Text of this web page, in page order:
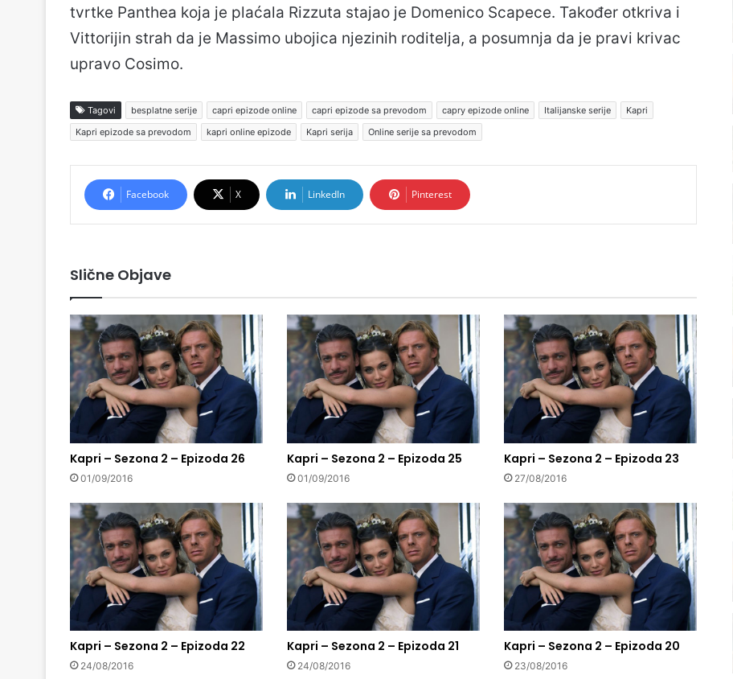
tvrtke Panthea koja je plaćala Rizzuta stajao je Domenico Scapece. Također otkriva i
Vittorijin strah da je Massimo ubojica njezinih roditelja, a posumnja da je pravi krivac
upravo Cosimo.
Tagovi besplatne serije capri epizode online capri epizode sa prevodom capry epizode online Italijanske serije
Kapri
Kapri epizode sa prevodom
kapri online epizode Kapri serija Online serije sa prevodom
Facebook X LinkedIn Pinterest
Slične Objave
Kapri – Sezona 2 – Epizoda 26
01/09/2016
Kapri – Sezona 2 – Epizoda 25
01/09/2016
Kapri – Sezona 2 – Epizoda 23
27/08/2016
Kapri – Sezona 2 – Epizoda 22
24/08/2016
Kapri – Sezona 2 – Epizoda 21
24/08/2016
Kapri – Sezona 2 – Epizoda 20
23/08/2016